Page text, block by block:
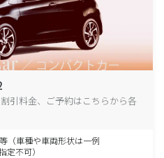
引料金、ご予約はこちらから各
（車種や車両形状は一例
定不可）